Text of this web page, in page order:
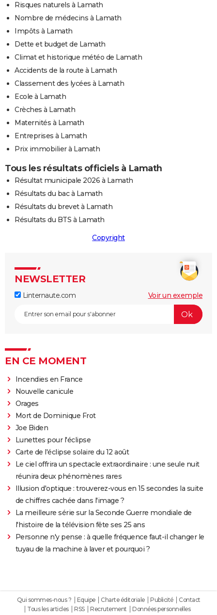
Risques naturels à Lamath
Nombre de médecins à Lamath
Impôts à Lamath
Dette et budget de Lamath
Climat et historique météo de Lamath
Accidents de la route à Lamath
Classement des lycées à Lamath
Ecole à Lamath
Crèches à Lamath
Maternités à Lamath
Entreprises à Lamath
Prix immobilier à Lamath
Tous les résultats officiels à Lamath
Résultat municipale 2026 à Lamath
Résultats du bac à Lamath
Résultats du brevet à Lamath
Résultats du BTS à Lamath
Copyright
NEWSLETTER
Linternaute.com Voir un exemple
EN CE MOMENT
Incendies en France
Nouvelle canicule
Orages
Mort de Dominique Frot
Joe Biden
Lunettes pour l'éclipse
Carte de l'éclipse solaire du 12 août
Le ciel offrira un spectacle extraordinaire : une seule nuit
réunira deux phénomènes rares
Illusion d'optique : trouverez-vous en 15 secondes la suite
de chiffres cachée dans l'image ?
La meilleure série sur la Seconde Guerre mondiale de
l'histoire de la télévision fête ses 25 ans
Personne n'y pense : à quelle fréquence faut-il changer le
tuyau de la machine à laver et pourquoi ?
Qui sommes-nous ? Equipe Charte éditoriale Publicité
Contact
Tous les articles
RSS Recrutement
Données personnelles